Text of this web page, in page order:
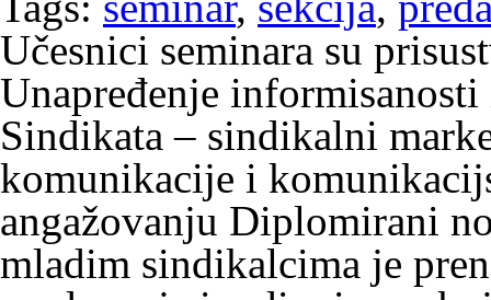
Učesnici seminara su
Unapređenje
Sindikata – sindikalni
komunikacije i
angažovanju Diplomirani
mladim sindikalcima je